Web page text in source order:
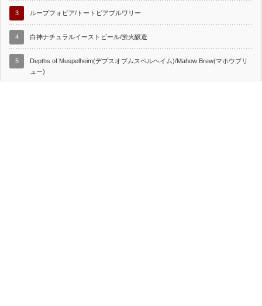
3 ループフォビア/トートピアブルワリー
4 白神ナチュラルイーストビール/蛍火醸造
5
Depths of Muspelheim(デプスオブムスペルヘイム)/Mahow Brew(マホウブリ
ュー)